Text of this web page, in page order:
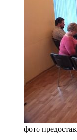
фото